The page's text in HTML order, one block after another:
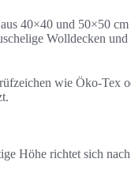
40×40 und 50×50 cm
Wolldecken und
wie Öko‑Tex
Höhe richtet sich